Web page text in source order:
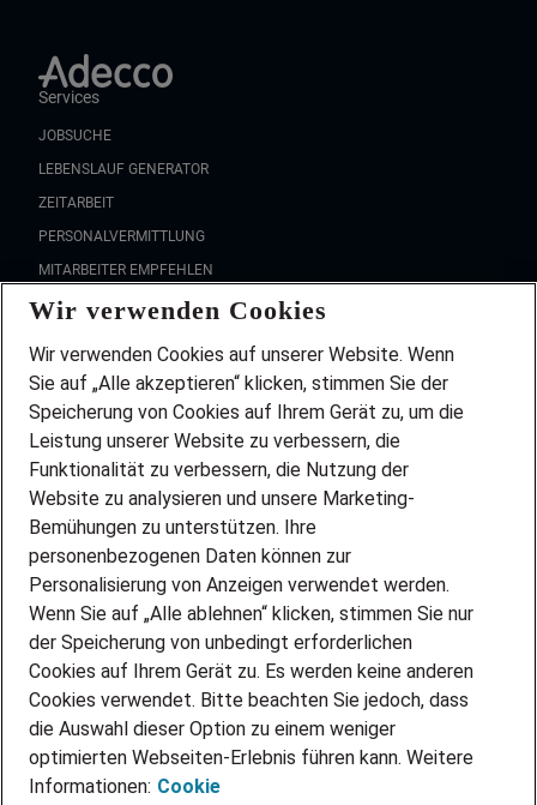
Services
JOBSUCHE
LEBENSLAUF GENERATOR
ZEITARBEIT
PERSONALVERMITTLUNG
MITARBEITER EMPFEHLEN
FAQ
Wir stellen ein!
DEINE BERUFSGRUPPE
DEINE LEBENSSITUATION
PARTNERSHIP WITH AIRBUS
INITIATIV BEWERBEN
ÜBER UNS
STANDORTE
BLOG
PRESSE
KONTAKT
@Adecco 2026
Wir verwenden Cookies
Wir verwenden Cookies auf unserer Website. Wenn
Sie auf „Alle akzeptieren“ klicken, stimmen Sie der
Speicherung von Cookies auf Ihrem Gerät zu, um die
Leistung unserer Website zu verbessern, die
Funktionalität zu verbessern, die Nutzung der
Website zu analysieren und unsere Marketing-
Bemühungen zu unterstützen. Ihre
personenbezogenen Daten können zur
Personalisierung von Anzeigen verwendet werden.
Wenn Sie auf „Alle ablehnen“ klicken, stimmen Sie nur
der Speicherung von unbedingt erforderlichen
Cookies auf Ihrem Gerät zu. Es werden keine anderen
Cookies verwendet. Bitte beachten Sie jedoch, dass
die Auswahl dieser Option zu einem weniger
optimierten Webseiten-Erlebnis führen kann. Weitere
Informationen: Cookie